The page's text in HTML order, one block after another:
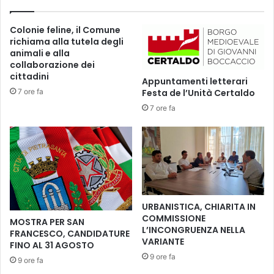
:
n
u
o
v
o
c
o
n
t
r
t
r
a
A
n
i
v
i
t
e
s
i
c
a
:
i
a
z
z
e
Colonie feline, il Comune
richiama alla tutela degli
animali e alla
collaborazione dei
cittadini
7 ore fa
Appuntamenti letterari
Festa de l’Unità Certaldo
7 ore fa
MOSTRA PER SAN
FRANCESCO, CANDIDATURE
FINO AL 31 AGOSTO
9 ore fa
URBANISTICA, CHIARITA IN
COMMISSIONE
L’INCONGRUENZA NELLA
VARIANTE
9 ore fa